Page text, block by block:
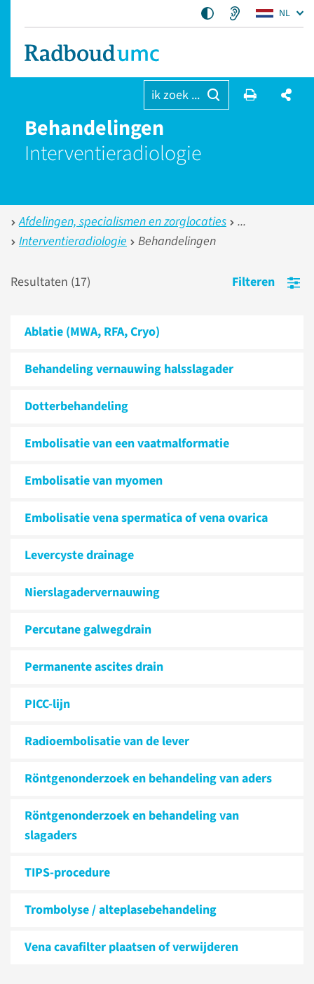
NL
ik zoek ...
Behandelingen
Interventie­radiologie
Afdelingen, specialismen en zorglocaties
Interventieradiologie
Behandelingen
Resultaten (17) Filteren
Ablatie (MWA, RFA, Cryo)
Behandeling vernauwing halsslagader
Dotterbehandeling
Embolisatie van een vaatmalformatie
Embolisatie van myomen
Embolisatie vena spermatica of vena ovarica
Levercyste drainage
Nierslagadervernauwing
Percutane galwegdrain
Permanente ascites drain
PICC-lijn
Radioembolisatie van de lever
Röntgenonderzoek en behandeling van aders
Röntgenonderzoek en behandeling van
slagaders
TIPS-procedure
Trombolyse / alteplasebehandeling
Vena cavafilter plaatsen of verwijderen